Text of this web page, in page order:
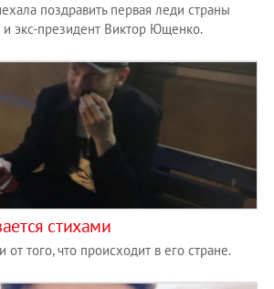
поздравить первая леди страны
экс-президент Виктор Ющенко.
стихами
того, что происходит в его стране.